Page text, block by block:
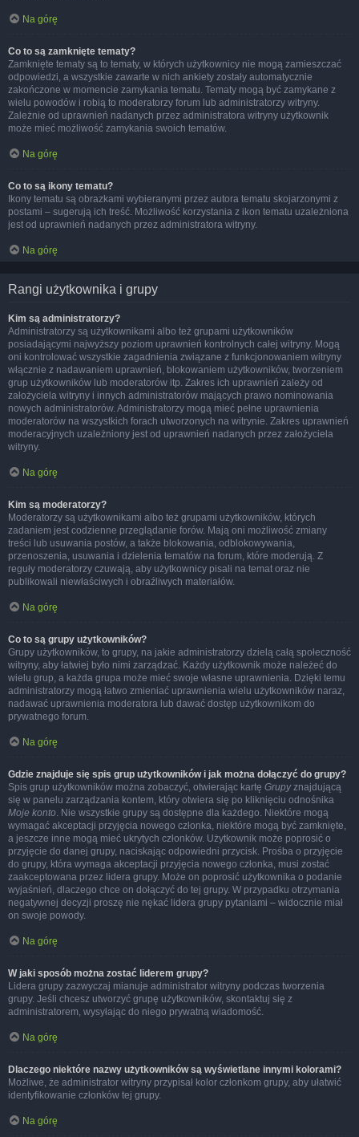
Na górę
Co to są zamknięte tematy?
Zamknięte tematy są to tematy, w których użytkownicy nie mogą zamieszczać
odpowiedzi, a wszystkie zawarte w nich ankiety zostały automatycznie
zakończone w momencie zamykania tematu. Tematy mogą być zamykane z
wielu powodów i robią to moderatorzy forum lub administratorzy witryny.
Zależnie od uprawnień nadanych przez administratora witryny użytkownik
może mieć możliwość zamykania swoich tematów.
Na górę
Co to są ikony tematu?
Ikony tematu są obrazkami wybieranymi przez autora tematu skojarzonymi z
postami – sugerują ich treść. Możliwość korzystania z ikon tematu uzależniona
jest od uprawnień nadanych przez administratora witryny.
Na górę
Rangi użytkownika i grupy
Kim są administratorzy?
Administratorzy są użytkownikami albo też grupami użytkowników
posiadającymi najwyższy poziom uprawnień kontrolnych całej witryny. Mogą
oni kontrolować wszystkie zagadnienia związane z funkcjonowaniem witryny
włącznie z nadawaniem uprawnień, blokowaniem użytkowników, tworzeniem
grup użytkowników lub moderatorów itp. Zakres ich uprawnień zależy od
założyciela witryny i innych administratorów mających prawo nominowania
nowych administratorów. Administratorzy mogą mieć pełne uprawnienia
moderatorów na wszystkich forach utworzonych na witrynie. Zakres uprawnień
moderacyjnych uzależniony jest od uprawnień nadanych przez założyciela
witryny.
Na górę
Kim są moderatorzy?
Moderatorzy są użytkownikami albo też grupami użytkowników, których
zadaniem jest codzienne przeglądanie forów. Mają oni możliwość zmiany
treści lub usuwania postów, a także blokowania, odblokowywania,
przenoszenia, usuwania i dzielenia tematów na forum, które moderują. Z
reguły moderatorzy czuwają, aby użytkownicy pisali na temat oraz nie
publikowali niewłaściwych i obraźliwych materiałów.
Na górę
Co to są grupy użytkowników?
Grupy użytkowników, to grupy, na jakie administratorzy dzielą całą społeczność
witryny, aby łatwiej było nimi zarządzać. Każdy użytkownik może należeć do
wielu grup, a każda grupa może mieć swoje własne uprawnienia. Dzięki temu
administratorzy mogą łatwo zmieniać uprawnienia wielu użytkowników naraz,
nadawać uprawnienia moderatora lub dawać dostęp użytkownikom do
prywatnego forum.
Na górę
Gdzie znajduje się spis grup użytkowników i jak można dołączyć do grupy?
Spis grup użytkowników można zobaczyć, otwierając kartę Grupyznajdującą
się w panelu zarządzania kontem, który otwiera się po kliknięciu odnośnika
Moje konto. Nie wszystkie grupy są dostępne dla każdego. Niektóre mogą
wymagać akceptacji przyjęcia nowego członka, niektóre mogą być zamknięte,
a jeszcze inne mogą mieć ukrytych członków. Użytkownik może poprosić o
przyjęcie do danej grupy, naciskając odpowiedni przycisk. Prośba o przyjęcie
do grupy, która wymaga akceptacji przyjęcia nowego członka, musi zostać
zaakceptowana przez lidera grupy. Może on poprosić użytkownika o podanie
wyjaśnień, dlaczego chce on dołączyć do tej grupy. W przypadku otrzymania
negatywnej decyzji proszę nie nękać lidera grupy pytaniami – widocznie miał
on swoje powody.
Na górę
W jaki sposób można zostać liderem grupy?
Lidera grupy zazwyczaj mianuje administrator witryny podczas tworzenia
grupy. Jeśli chcesz utworzyć grupę użytkowników, skontaktuj się z
administratorem, wysyłając do niego prywatną wiadomość.
Na górę
Dlaczego niektóre nazwy użytkowników są wyświetlane innymi kolorami?
Możliwe, że administrator witryny przypisał kolor członkom grupy, aby ułatwić
identyfikowanie członków tej grupy.
Na górę